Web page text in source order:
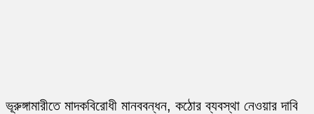
ভূরুঙ্গামারীতে মাদকবিরোধী মানববন্ধন, কঠোর ব্যবস্থা নেওয়ার দাবি